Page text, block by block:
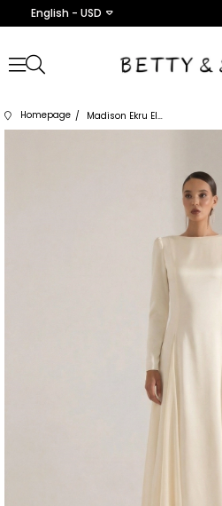
English - USD
Homepage Madison Ekru Elbise